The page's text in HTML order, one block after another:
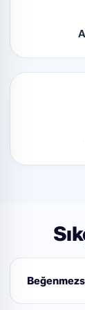
✓API